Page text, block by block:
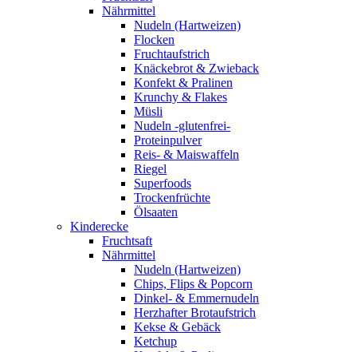
Nährmittel
Nudeln (Hartweizen)
Flocken
Fruchtaufstrich
Knäckebrot & Zwieback
Konfekt & Pralinen
Krunchy & Flakes
Müsli
Nudeln -glutenfrei-
Proteinpulver
Reis- & Maiswaffeln
Riegel
Superfoods
Trockenfrüchte
Ölsaaten
Kinderecke
Fruchtsaft
Nährmittel
Nudeln (Hartweizen)
Chips, Flips & Popcorn
Dinkel- & Emmernudeln
Herzhafter Brotaufstrich
Kekse & Gebäck
Ketchup